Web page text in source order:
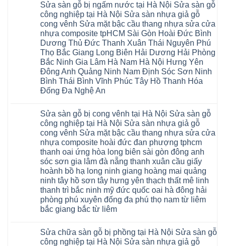
Nội
báo
Dịch
vụ
sửa
chữa
Sửa
sàn
nhựa
giả
gỗ
hèm
khóa
4mm
6mm
8mm
10mm
12mm
tại
nhà
Ziccos
Flortex
Wilson
black
Hobi
wood
Glotex
Kosmos
Hobi
wood
đế
cao
bình
luận
ở
Sửa
chữa
sàn
nhựa
giả
gỗ
tại
Hà
Nội
báo
giá
sửa
chữa
Sửa
nhựa
giả
gỗ
hèm
khóa
giá
rẻ
4mm
6mm
8mm
10mm
12mm
chịu
nhà
hà
Sửa sàn gỗ bị ngấm nước tại Hà Nội Sửa sàn gỗ
công nghiệp tại Hà Nội Sửa sàn nhựa giả gỗ
cong vênh Sửa mặt bậc cầu thang nhựa sửa cửa
nhựa composite tpHCM Sài Gòn Hoài Đức Bình
Dương Thủ Đức Thanh Xuân Thái Nguyên Phú
Thọ Bắc Giang Long Biên Hải Dương Hải Phòng
Bắc Ninh Gia Lâm Hà Nam Hà Nội Hưng Yên
Đông Anh Quảng Ninh Nam Định Sóc Sơn Ninh
Bình Thái Bình Vĩnh Phúc Tây Hồ Thanh Hóa
Đống Đa Nghệ An
bình
luận
ở
Sửa
sàn
gỗ
bị
ngấm
nước
tại
Hà
Sửa
sàn
gỗ
công
Hà
Nội
Sửa
Sửa sàn gỗ bị cong vênh tại Hà Nội Sửa sàn gỗ
công nghiệp tại Hà Nội Sửa sàn nhựa giả gỗ
cong vênh Sửa mặt bậc cầu thang nhựa sửa cửa
nhựa composite hoài đức đan phượng tphcm
thanh oai ứng hòa long biên sài gòn đông anh
sóc sơn gia lâm đà nẵng thanh xuân cầu giấy
hoành bồ hạ long ninh giang hoàng mai quảng
ninh tây hồ sơn tây hưng yên thạch thất mê linh
thanh trì bắc ninh mỹ đức quốc oai hà đông hải
phòng phú xuyên đống đa phú thọ nam từ liêm
bắc giang bắc từ liêm
bình
luận
Sửa chữa sàn gỗ bị phồng tại Hà Nội Sửa sàn gỗ
công nghiệp tại Hà Nội Sửa sàn nhựa giả gỗ